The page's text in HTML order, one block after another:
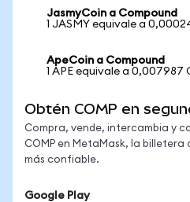
JasmyCoin a Compound
1 JASMY equivale a
ApeCoin a Compound
1 APE equivale a 0,007987
Obtén COMP en
Compra, vende, intercambia y
COMP en MetaMask, la billetera
más confiable.
Google Play